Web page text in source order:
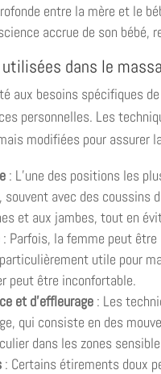
entre la mère et le
accrue de son bébé,
dans le
aux besoins spécifiques
personnelles. Les
modifiées pour assurer
: L’une des positions les
souvent avec des
et aux jambes, tout en
: Parfois, la femme peut être
utile pour
peut être inconfortable.
et d’effleurage: Les
qui consiste en des
dans les zones
: Certains étirements doux